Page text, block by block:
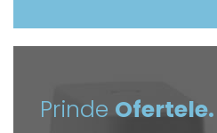
Prinde Ofertele.